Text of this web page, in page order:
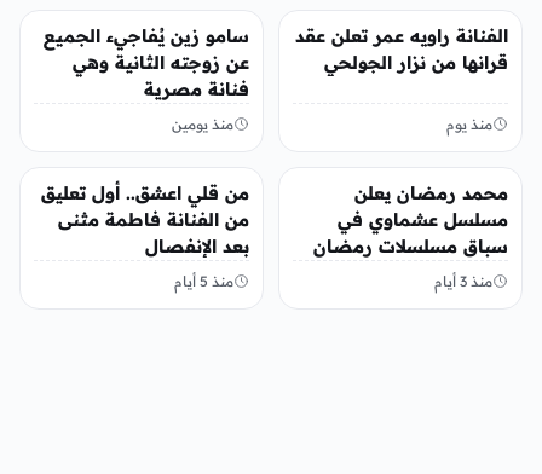
الفن
الفنانة راويه عمر تعلن عقد
قرانها من نزار الجولحي
منذ يوم
الفن
سامو زين يُفاجيء الجميع
عن زوجته الثانية وهي
فنانة مصرية
منذ يومين
محمد رمضان يعلن
مسلسل عشماوي في
سباق مسلسلات رمضان
2027
منذ 3 أيام
من قلي اعشق.. أول تعليق
من الفنانة فاطمة مثنى
بعد الإنفصال
منذ 5 أيام